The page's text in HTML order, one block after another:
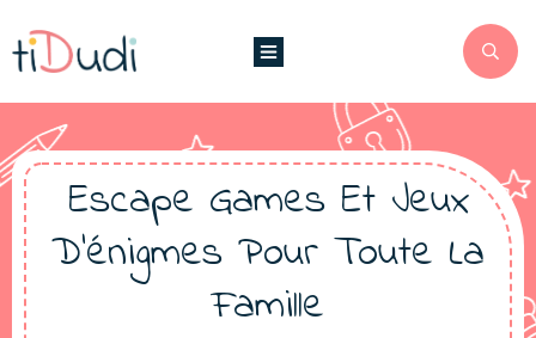
Escape Games Et Jeux
D'énigmes Pour Toute La
Famille